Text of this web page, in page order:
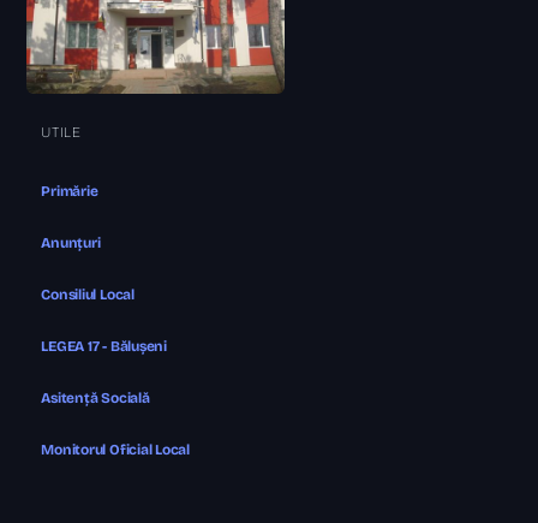
UTILE
Primărie
Anunțuri
Consiliul Local
LEGEA 17 - Bălușeni
Asitență Socială
Monitorul Oficial Local